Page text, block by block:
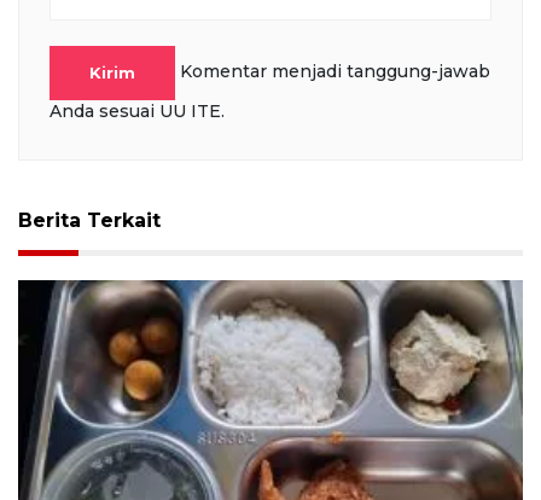
Kirim
Komentar menjadi tanggung-jawab
Anda sesuai UU ITE.
Berita Terkait